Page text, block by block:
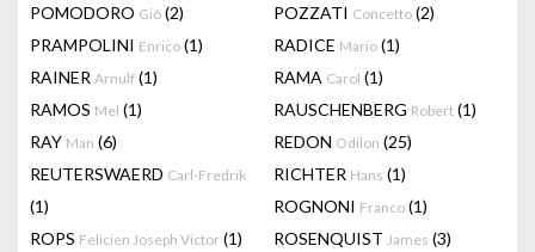
POMODORO Giò (2) POZZATI Concetto (2)
PRAMPOLINI Enrico (1) RADICE Mario (1)
RAINER Arnulf (1) RAMA Carol (1)
RAMOS Mel (1) RAUSCHENBERG Robert (1)
RAY Man (6) REDON Odilon (25)
REUTERSWAERD Carl-Fredrik
(1)
RICHTER Hans (1)
ROGNONI Franco (1)
ROPS Felicien Joseph Victor (1) ROSENQUIST James (3)